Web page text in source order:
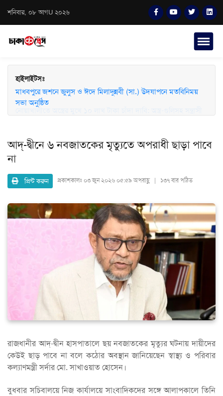
শনিবার, ০৮ আগU ২০২৬
হাইলাইটসঃ
মাধবপুরে জশনে জুলুস ও ঈদে মিলাদুন্নবী (সা.) উদযাপনে মতবিনিময়
সভা অনুষ্ঠিত
আদ্-দ্বীনে ৬ নবজাতকের মৃত্যুতে অপরাধী ছাড়া পাবে
না
প্রিন্ট করুন প্রকাশকালঃ ০৩ জুন ২০২৬ ০৫:৫৯ অপরাহ্ণ | ১৩৭ বার পঠিত
রাজধানীর আদ্-দ্বীন হাসপাতালে ছয় নবজাতকের মৃত্যুর ঘটনায় দায়ীদের
কেউই ছাড় পাবে না বলে কঠোর অবস্থান জানিয়েছেন স্বাস্থ্য ও পরিবার
কল্যাণমন্ত্রী সর্দার মো. সাখাওয়াত হোসেন।
বুধবার সচিবালয়ে নিজ কার্যালয়ে সাংবাদিকদের সঙ্গে আলাপকালে তিনি